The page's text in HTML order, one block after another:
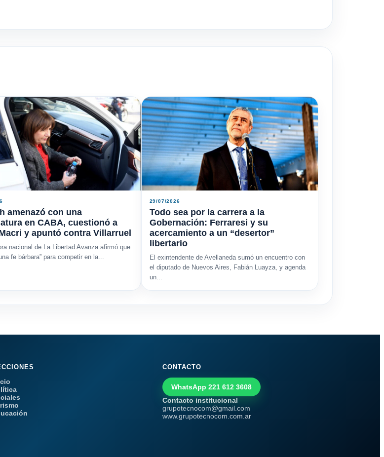
amenazó con una
en CABA, cuestionó a
y apuntó contra Villarruel
nacional de La Libertad Avanza afirmó que
fe bárbara” para competir en la...
29/07/2026
Todo sea por la carrera a la
Gobernación: Ferraresi y su
acercamiento a un “desertor”
libertario
El exintendente de Avellaneda sumó un encuentro con
el diputado de Nuevos Aires, Fabián Luayza, y agenda
un...
CONTACTO
WhatsApp 221 612 3608
Contacto institucional
grupotecnocom@gmail.com
www.grupotecnocom.com.ar